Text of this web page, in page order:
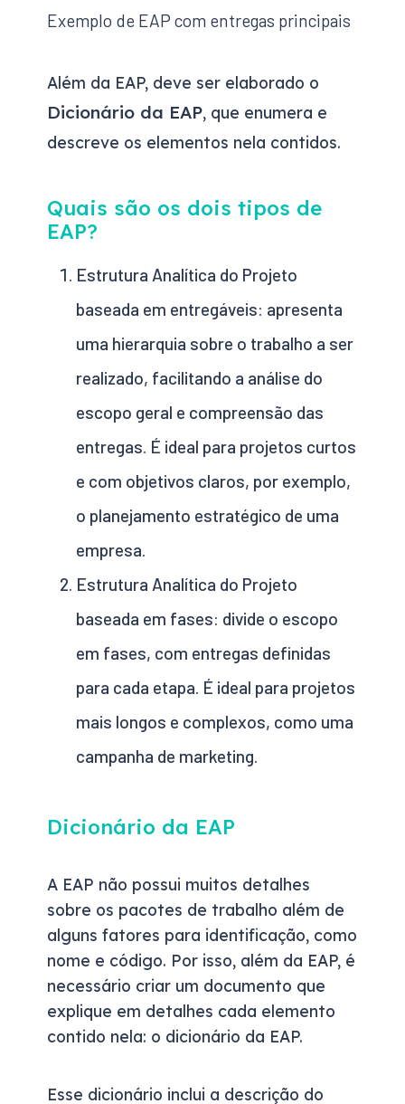
Exemplo de EAP com entregas principais
Além da EAP, deve ser elaborado o
Dicionário da EAP, que enumera e
descreve os elementos nela contidos.
Quais são os dois tipos de
EAP?
Estrutura Analítica do Projeto
baseada em entregáveis: apresenta
uma hierarquia sobre o trabalho a ser
realizado, facilitando a análise do
escopo geral e compreensão das
entregas. É ideal para projetos curtos
e com objetivos claros, por exemplo,
o planejamento estratégico de uma
empresa.
Estrutura Analítica do Projeto
baseada em fases: divide o escopo
em fases, com entregas definidas
para cada etapa. É ideal para projetos
mais longos e complexos, como uma
campanha de marketing.
Dicionário da EAP
A EAP não possui muitos detalhes
sobre os pacotes de trabalho além de
alguns fatores para identificação, como
nome e código. Por isso, além da EAP, é
necessário criar um documento que
explique em detalhes cada elemento
contido nela: o dicionário da EAP.
Esse dicionário inclui a descrição do